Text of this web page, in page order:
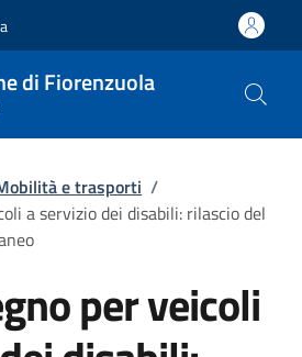
di Fiorenzuola
e trasporti /
a servizio dei disabili: rilascio del
per veicoli